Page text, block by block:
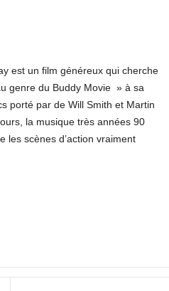
est un film généreux qui cherche
genre du Buddy Movie » à sa
porté par de Will Smith et Martin
la musique très années 90
les scènes d’action vraiment